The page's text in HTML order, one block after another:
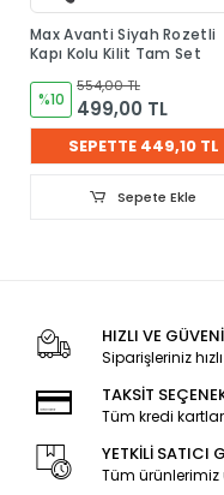
Max Avanti Siyah Rozetli
Kapı Kolu Kilit Tam Set
%10
554,00 TL
499,00 TL
SEPETTE 449,10 TL
Sepete Ekle
HIZLI VE
Siparişleriniz
TAKSİT
Tüm kredi
YETKİLİ SATICI
Tüm ürünlerimiz